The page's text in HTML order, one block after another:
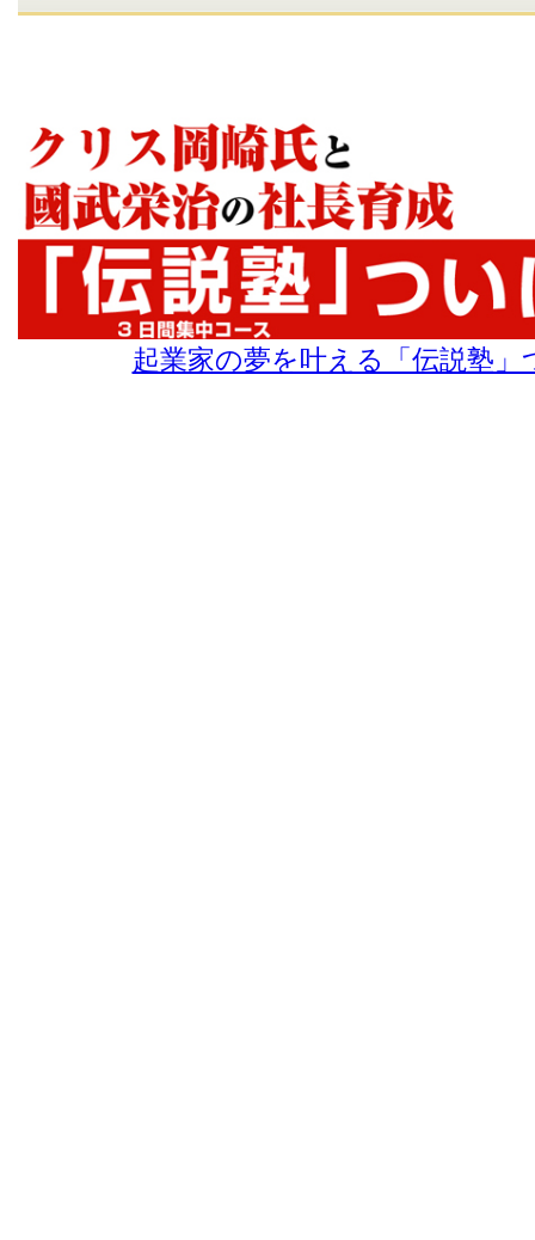
起業家の夢を叶える「伝説塾」